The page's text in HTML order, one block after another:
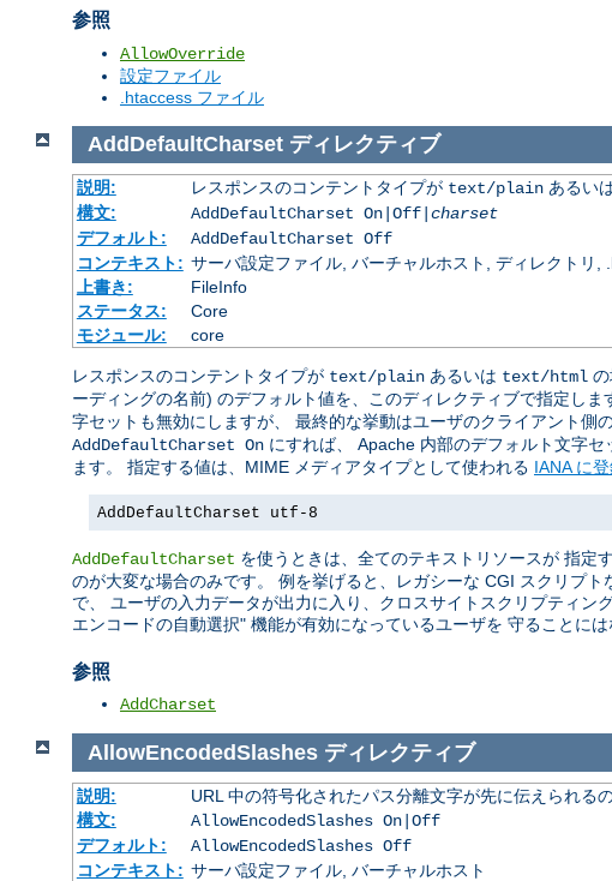
参照
AllowOverride
設定ファイル
.htaccess ファイル
AddDefaultCharset ディレクティブ
説明: レスポンスのコンテントタイプが text/plainあるい
構文:
AddDefaultCharset On|Off| charset
デフォルト:
AddDefaultCharset Off
コンテキスト: サーバ設定ファイル, バーチャルホスト, ディレクトリ,
上書き:
FileInfo
ステータス:
Core
モジュール:
core
レスポンスのコンテントタイプが text/plain あるいは text/html
ーディングの名前) のデフォルト値を、このディレクティブで指定しま
字セットも無効にしますが、 最終的な挙動はユーザのクライアント側
AddDefaultCharset On にすれば、 Apache 内部のデフォルト文字セ
ます。 指定する値は、MIME メディアタイプとして使われる IANA に
AddDefaultCharset utf-8
AddDefaultCharset を使うときは、全てのテキストリソースが 指定
のが大変な場合のみです。 例を挙げると、レガシーな CGI スクリプ
で、 ユーザの入力データが出力に入り、クロスサイトスクリプティ
エンコードの自動選択" 機能が有効になっているユーザを 守ることに
参照
AddCharset
AllowEncodedSlashes ディレクティブ
説明:
URL 中の符号化されたパス分離文字が先に伝えられる
構文:
AllowEncodedSlashes On|Off
デフォルト:
AllowEncodedSlashes Off
コンテキスト: サーバ設定ファイル, バーチャルホスト